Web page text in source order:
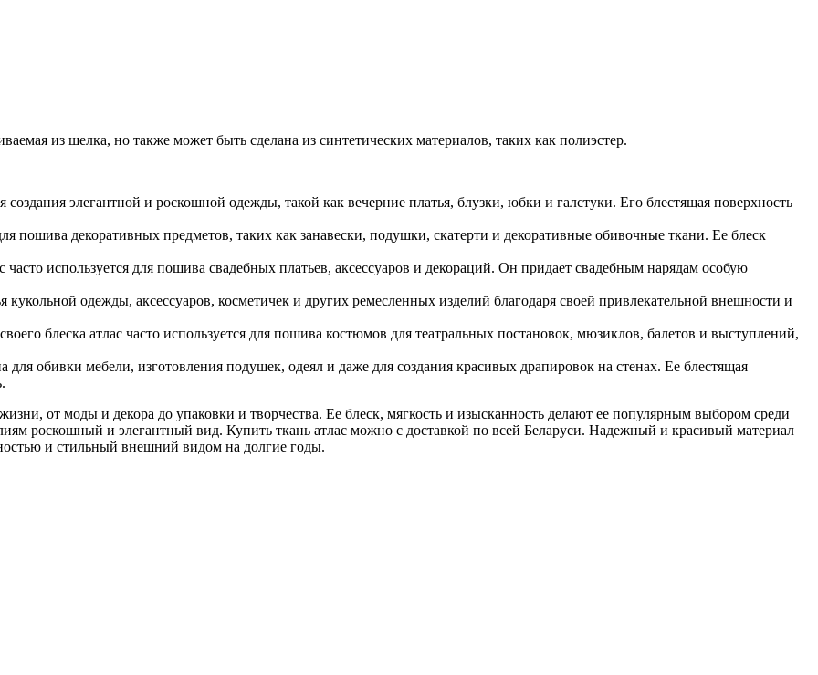
из шелка, но также может быть сделана из синтетических материалов, таких как полиэстер.
элегантной и роскошной одежды, такой как вечерние платья, блузки, юбки и галстуки. Его блестящая поверхность
пошива декоративных предметов, таких как занавески, подушки, скатерти и декоративные обивочные ткани. Ее блеск
часто используется для пошива свадебных платьев, аксессуаров и декораций. Он придает свадебным нарядам особую
одежды, аксессуаров, косметичек и других ремесленных изделий благодаря своей привлекательной внешности и
блеска атлас часто используется для пошива костюмов для театральных постановок, мюзиклов, балетов и выступлений,
для обивки мебели, изготовления подушек, одеял и даже для создания красивых драпировок на стенах. Ее блестящая
от моды и декора до упаковки и творчества. Ее блеск, мягкость и изысканность делают ее популярным выбором среди
роскошный и элегантный вид. Купить ткань атлас можно с доставкой по всей Беларуси. Надежный и красивый материал
и стильный внешний видом на долгие годы.